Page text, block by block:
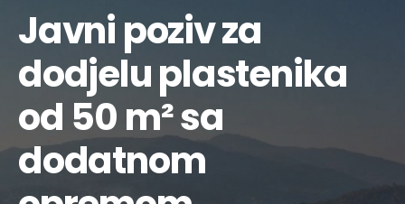
Javni poziv za
dodjelu plastenika
od 50 m² sa
dodatnom